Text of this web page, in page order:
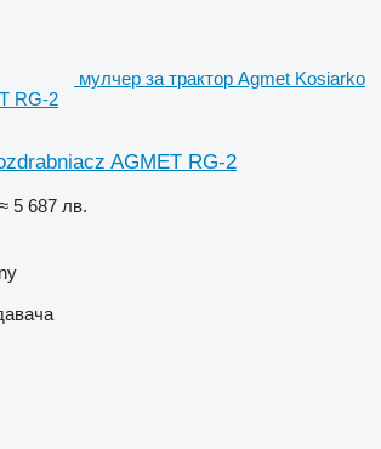
мулчер за трактор Agmet Kosiarko
RG-2
AGMET RG-2
≈ 5 687 лв.